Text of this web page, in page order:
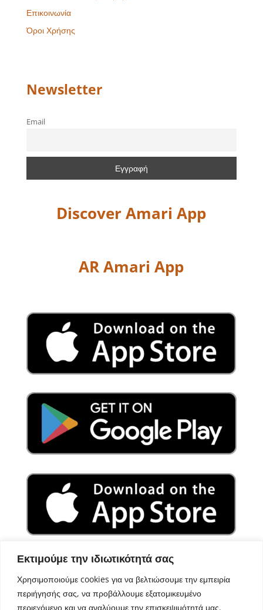
Εκτιμούμε την ιδιωτικότητά σας
Χρησιμοποιούμε cookies για να βελτιώσουμε την εμπειρία
περιήγησής σας, να προβάλλουμε εξατομικευμένο
περιεχόμενο και να αναλύουμε την επισκεψιμότητά μας.
Επικοινωνία
Όροι Χρήσης
Newsletter
Email
Discover Amari App
AR Amari App